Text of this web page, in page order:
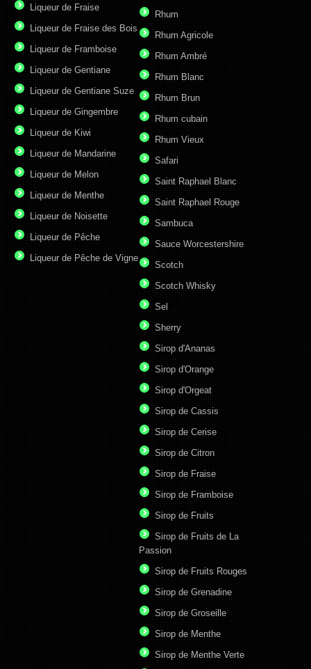
Liqueur de Fraise
Liqueur de Fraise des Bois
Liqueur de Framboise
Liqueur de Gentiane
Liqueur de Gentiane Suze
Liqueur de Gingembre
Liqueur de Kiwi
Liqueur de Mandarine
Liqueur de Melon
Liqueur de Menthe
Liqueur de Noisette
Liqueur de Pêche
Liqueur de Pêche de Vigne
Rhum
Rhum Agricole
Rhum Ambré
Rhum Blanc
Rhum Brun
Rhum cubain
Rhum Vieux
Safari
Saint Raphael Blanc
Saint Raphael Rouge
Sambuca
Sauce Worcestershire
Scotch
Scotch Whisky
Sel
Sherry
Sirop d'Ananas
Sirop d'Orange
Sirop d'Orgeat
Sirop de Cassis
Sirop de Cerise
Sirop de Citron
Sirop de Fraise
Sirop de Framboise
Sirop de Fruits
Sirop de Fruits de La
Passion
Sirop de Fruits Rouges
Sirop de Grenadine
Sirop de Groseille
Sirop de Menthe
Sirop de Menthe Verte